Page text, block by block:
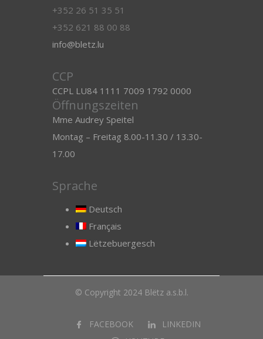
+352 26 51 35 51
+352 621 88 00 88
info@bletz.lu
CCP
CCPL LU84 1111 7009 1792 0000
Öffnungszeiten
Mme Audrey Speitel
Montag – Freitag 8.00-11.30 / 13.30-
17.00
Sprache
Deutsch
Français
Lëtzebuergesch
© Copyright 2024 Blëtz a.s.b.l.
FACEBOOK
LINKEDIN